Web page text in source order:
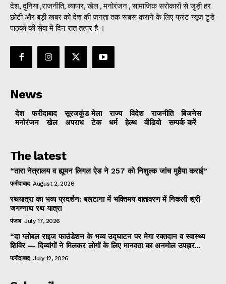
देश, दुनिया ,राजनीति, व्यापार, खेल , मनोरंजन , सामाजिक सरोकारों से जुड़ी हर
छोटी और बड़ी खबर को देश की जनता तक रूबरू कराने के लिए फ्रंट न्यूज टुडे
पाठकों की सेवा में दिन रात तत्पर है ।
News
देश फरीदाबाद सूरजकुंड मेला राज्‍य विदेश राजनीति
बिजनेस
मनोरंजन
खेल अपराध टेक धर्म हेल्थ वीडियो सम्पर्क करें
The latest
“तारा नेत्रालय व ह्यूमन लिगल ऐड ने 257 को निशुल्क जांच मुहैया कराई”
फरीदाबाद August 2, 2026
रथयात्रा का भव्य प्रदर्शन: बलटाना में भक्तिमय वातावरण में निकली श्री
जगन्नाथ रथ यात्रा
पंजाब July 17, 2026
“दा ग्लोबल राइज फाउंडेशन के भव्य उद्घाटन पर मेगा रक्तदान व स्वास्थ्य
शिविर — दिव्यांगों ने मिलकर लोगों के लिए मानवता का अनमोल उपहार...
फरीदाबाद July 12, 2026